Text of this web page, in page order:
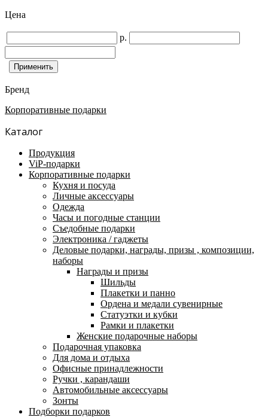
Цена
р.
Бренд
Корпоративные подарки
Каталог
Продукция
ViP-подарки
Корпоративные подарки
Кухня и посуда
Личные аксессуары
Одежда
Часы и погодные станции
Съедобные подарки
Электроника / гаджеты
Деловые подарки, награды, призы , композиции,
наборы
Награды и призы
Шильды
Плакетки и панно
Ордена и медали сувенирные
Статуэтки и кубки
Рамки и плакетки
Женские подарочные наборы
Подарочная упаковка
Для дома и отдыха
Офисные принадлежности
Ручки , карандаши
Автомобильные аксессуары
Зонты
Подборки подарков